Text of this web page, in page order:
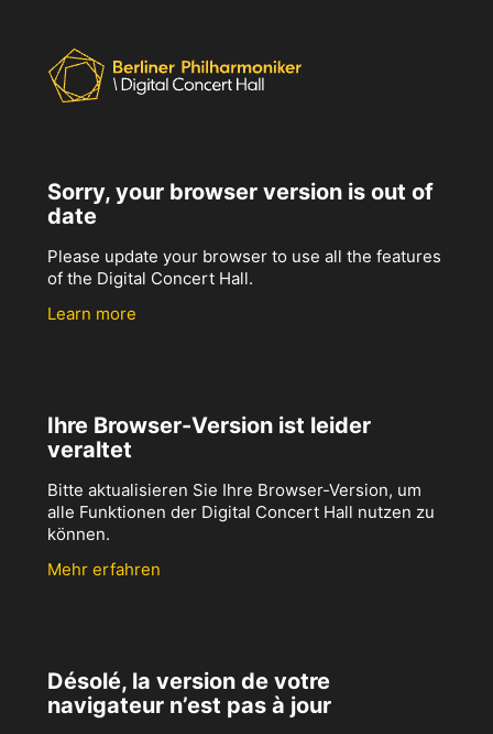
Sorry, your browser version is out of
date
Please update your browser to use all the features
of the Digital Concert Hall.
Learn more
Ihre Browser-Version ist leider
veraltet
Bitte aktualisieren Sie Ihre Browser-Version, um
alle Funktionen der Digital Concert Hall nutzen zu
können.
Mehr erfahren
Désolé, la version de votre
navigateur n’est pas à jour